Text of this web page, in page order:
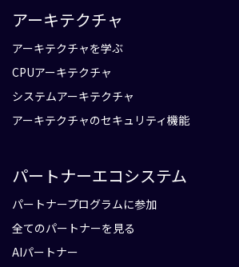
アーキテクチャ
アーキテクチャを学ぶ
CPUアーキテクチャ
システムアーキテクチャ
アーキテクチャのセキュリティ機能
パートナーエコシステム
パートナープログラムに参加
全てのパートナーを見る
AIパートナー